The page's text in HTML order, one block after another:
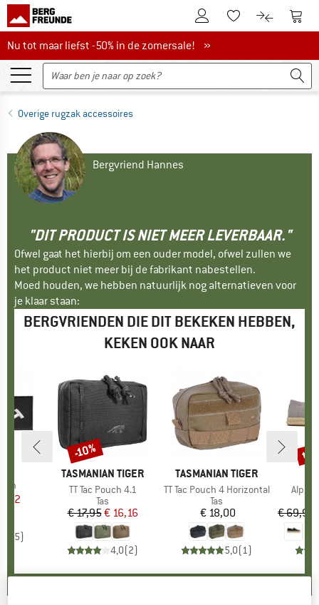
De klantenaccount
Naar deNaar de
Nu tot maar liefst -50% in de zomersale!
Nu tot maar liefst -50% in de zomersale! »
Overige rugzak accessoires
Bergvriend Hannes
"DIT PRODUCT IS NIET MEER LEVERBAAR."
Ofwel gaat het hierbij om een ouder model, ofwel zullen we
het product niet meer bij de fabrikant nabestellen.
Moed houden, we hebben natuurlijk nog alternatieven voor
je klaar staan:
BERGVRIENDEN DIE DIT BEKEKEN HEBBEN,
KEKEN OOK NAAR
prijs
5)
MERK
TASMANIAN TIGER
Artikel
TT Tac Pouch 4.1
Productgroep
Tas
Prijs
€ 17,95Verlaagde prijs
€ 16,16
4,0(2)
Korting
-10%
MERK
TASMANIAN TIGER
Artikel
TT Tac Pouch 4 Horizontal
Productgroep
Tas
Prijs
€ 18,00
5,0(1)
Artikel
€ 69,95
tot